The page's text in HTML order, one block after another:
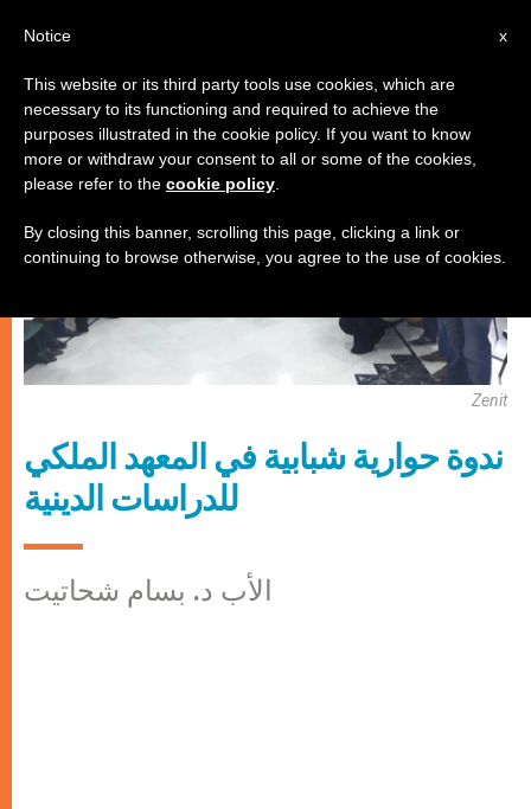
كنيسة محليّة
Zenit
ندوة حوارية شبابية في المعهد الملكي
للدراسات الدينية
الأب د. بسام شحاتيت
x
Notice
This website or its third party tools use cookies, which are
necessary to its functioning and required to achieve the
purposes illustrated in the cookie policy. If you want to know
more or withdraw your consent to all or some of the cookies,
please refer to the cookie policy
By closing this banner, scrolling this page, clicking a link or
continuing to browse otherwise, you agree to the use of cookies.